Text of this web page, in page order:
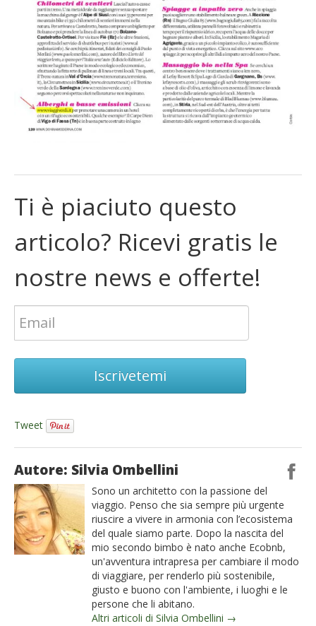
Ti è piaciuto questo
articolo? Ricevi gratis le
nostre news e offerte!
Iscrivetemi
Tweet
Autore: Silvia Ombellini
Sono un architetto con la passione del
viaggio. Penso che sia sempre più urgente
riuscire a vivere in armonia con l’ecosistema
del quale siamo parte. Dopo la nascita del
mio secondo bimbo è nato anche Ecobnb,
un'avventura intrapresa per cambiare il modo
di viaggiare, per renderlo più sostenibile,
giusto e buono con l'ambiente, i luoghi e le
persone che li abitano.
Altri articoli di Silvia Ombellini →